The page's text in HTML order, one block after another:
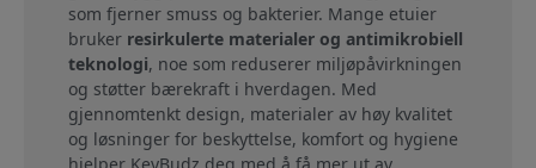
som fjerner smuss og bakterier. Mange etuier
bruker resirkulerte materialer og antimikrobiell
teknologi, noe som reduserer miljøpåvirkningen
og støtter bærekraft i hverdagen. Med
gjennomtenkt design, materialer av høy kvalitet
og løsninger for beskyttelse, komfort og hygiene
hjelper KeyBudz deg med å få mer ut av